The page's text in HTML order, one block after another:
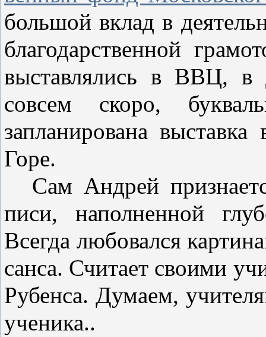
большой вклад в
благодарственной
выставлялись в ВВЦ,
совсем скоро,
запланирована
Горе.
Сам Андрей
писи, наполненной
Всегда любовался
санса. Считает своими
Рубенса. Думаем,
ученика..